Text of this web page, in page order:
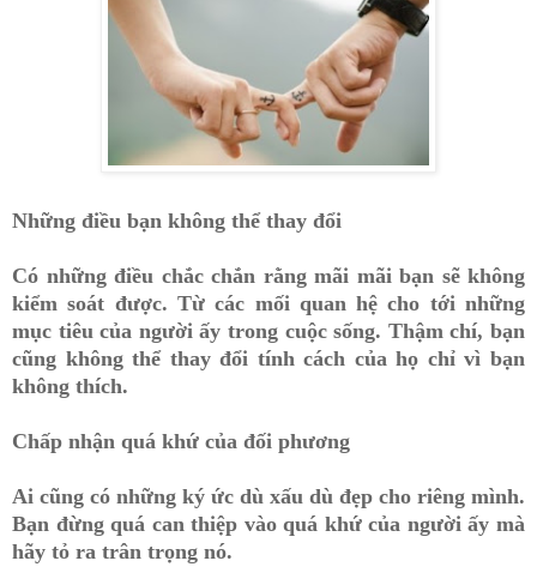
Những điều bạn không thể thay đổi
Có những điều chắc chắn rằng mãi mãi bạn sẽ không
kiểm soát được. Từ các mối quan hệ cho tới những
mục tiêu của người ấy trong cuộc sống. Thậm chí, bạn
cũng không thể thay đổi tính cách của họ chỉ vì bạn
không thích.
Chấp nhận quá khứ của đối phương
Ai cũng có những ký ức dù xấu dù đẹp cho riêng mình.
Bạn đừng quá can thiệp vào quá khứ của người ấy mà
hãy tỏ ra trân trọng nó.